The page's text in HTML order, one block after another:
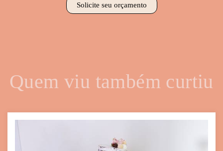
Solicite seu orçamento
Quem viu também curtiu